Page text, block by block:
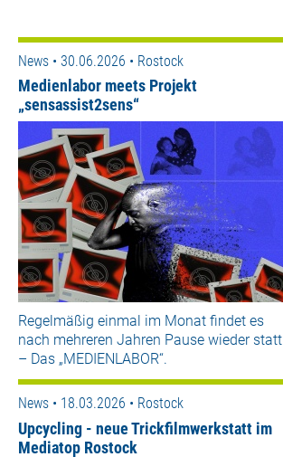
News • 30.06.2026 • Rostock
Medienlabor meets Projekt
„sensassist2sens“
Regelmäßig einmal im Monat findet es
nach mehreren Jahren Pause wieder statt
– Das „MEDIENLABOR“.
News • 18.03.2026 • Rostock
Upcycling - neue Trickfilmwerkstatt im
Mediatop Rostock